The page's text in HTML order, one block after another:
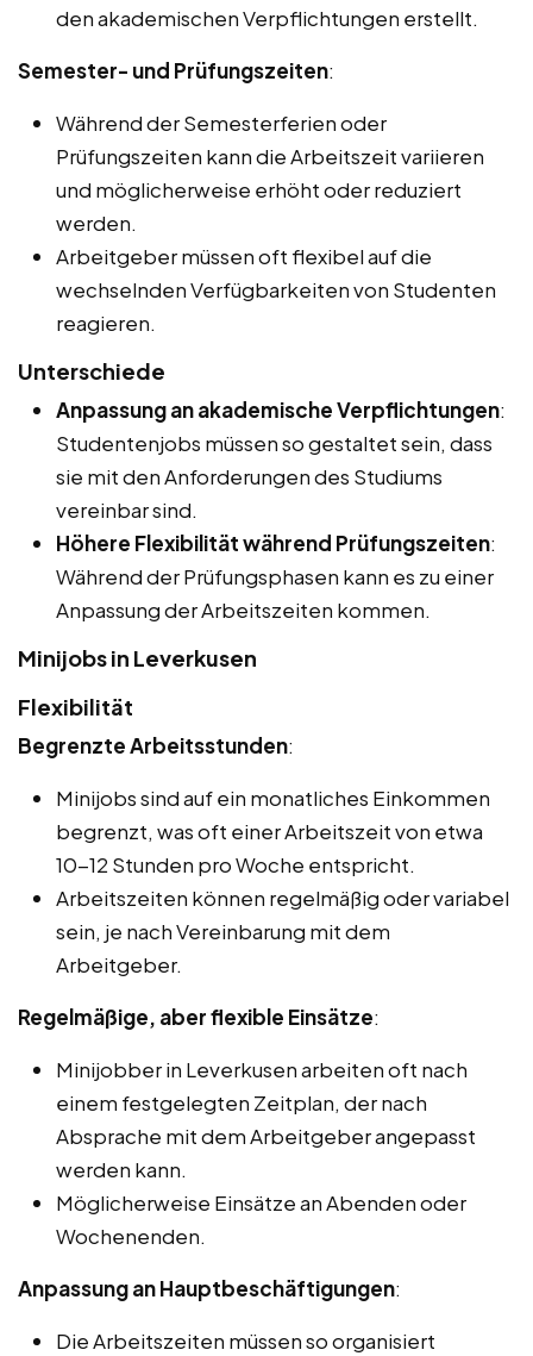
den akademischen Verpflichtungen erstellt.
Semester- und Prüfungszeiten:
Während der Semesterferien oder
Prüfungszeiten kann die Arbeitszeit variieren
und möglicherweise erhöht oder reduziert
werden.
Arbeitgeber müssen oft flexibel auf die
wechselnden Verfügbarkeiten von Studenten
reagieren.
Unterschiede
Anpassung an akademische Verpflichtungen:
Studentenjobs müssen so gestaltet sein, dass
sie mit den Anforderungen des Studiums
vereinbar sind.
Höhere Flexibilität während Prüfungszeiten:
Während der Prüfungsphasen kann es zu einer
Anpassung der Arbeitszeiten kommen.
Minijobs in Leverkusen
Flexibilität
Begrenzte Arbeitsstunden:
Minijobs sind auf ein monatliches Einkommen
begrenzt, was oft einer Arbeitszeit von etwa
10-12 Stunden pro Woche entspricht.
Arbeitszeiten können regelmäßig oder variabel
sein, je nach Vereinbarung mit dem
Arbeitgeber.
Regelmäßige, aber flexible Einsätze:
Minijobber in Leverkusen arbeiten oft nach
einem festgelegten Zeitplan, der nach
Absprache mit dem Arbeitgeber angepasst
werden kann.
Möglicherweise Einsätze an Abenden oder
Wochenenden.
Anpassung an Hauptbeschäftigungen:
Die Arbeitszeiten müssen so organisiert